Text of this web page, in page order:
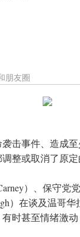
朋友圈
袭击事件、造成
整或取消了原定
）、保守党
）在谈及温哥
时甚至情绪激动